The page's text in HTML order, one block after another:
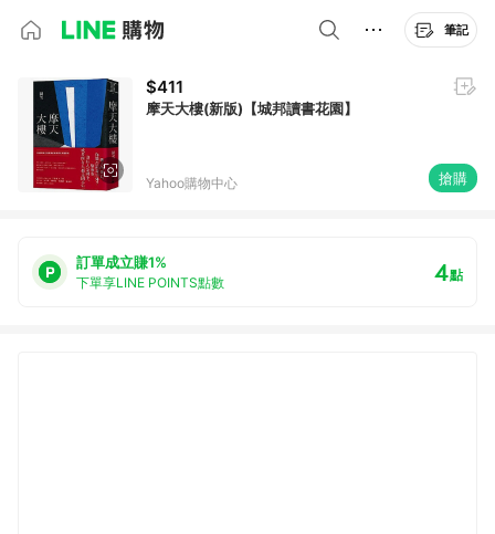
筆記
$411
摩天大樓(新版)【城邦讀書花園】
Yahoo購物中心 搶購
訂單成立賺1%
下單享LINE POINTS點數 4點